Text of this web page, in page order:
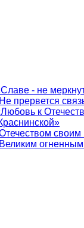
- не
прервется
к
своим